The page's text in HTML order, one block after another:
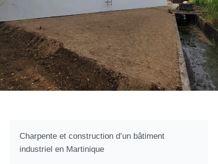
Charpente et construction d’un bâtiment
industriel en Martinique